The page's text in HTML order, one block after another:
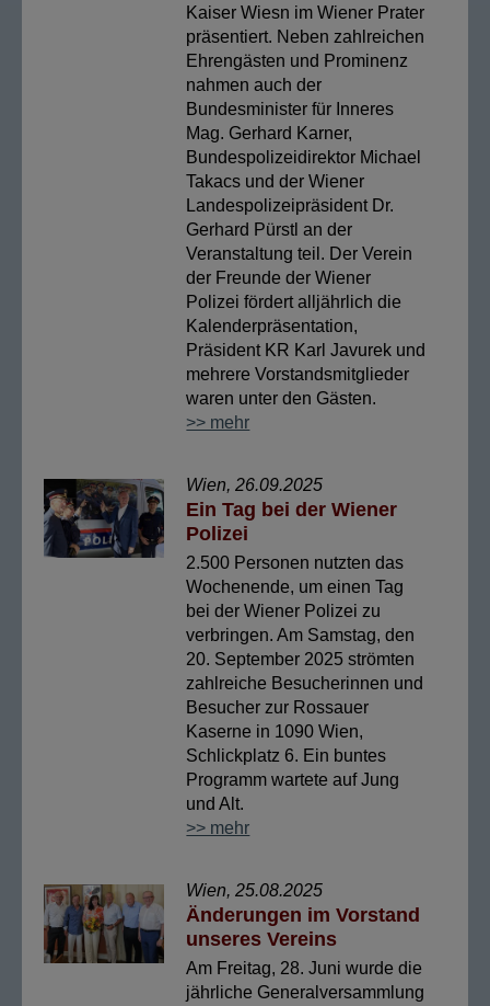
Kaiser Wiesn im Wiener Prater
präsentiert. Neben zahlreichen
Ehrengästen und Prominenz
nahmen auch der
Bundesminister für Inneres
Mag. Gerhard Karner,
Bundespolizeidirektor Michael
Takacs und der Wiener
Landespolizeipräsident Dr.
Gerhard Pürstl an der
Veranstaltung teil. Der Verein
der Freunde der Wiener
Polizei fördert alljährlich die
Kalenderpräsentation,
Präsident KR Karl Javurek und
mehrere Vorstandsmitglieder
waren unter den Gästen.
>> mehr
Wien, 26.09.2025
Ein Tag bei der Wiener
Polizei
2.500 Personen nutzten das
Wochenende, um einen Tag
bei der Wiener Polizei zu
verbringen. Am Samstag, den
20. September 2025 strömten
zahlreiche Besucherinnen und
Besucher zur Rossauer
Kaserne in 1090 Wien,
Schlickplatz 6. Ein buntes
Programm wartete auf Jung
und Alt.
>> mehr
Wien, 25.08.2025
Änderungen im Vorstand
unseres Vereins
Am Freitag, 28. Juni wurde die
jährliche Generalversammlung